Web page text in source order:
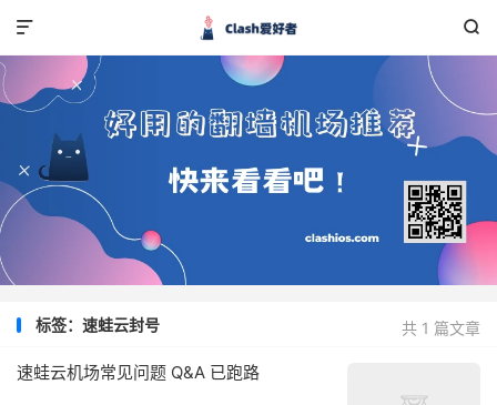


共 1 篇文章
标签：速蛙云封号
速蛙云机场常见问题 Q&A 已跑路